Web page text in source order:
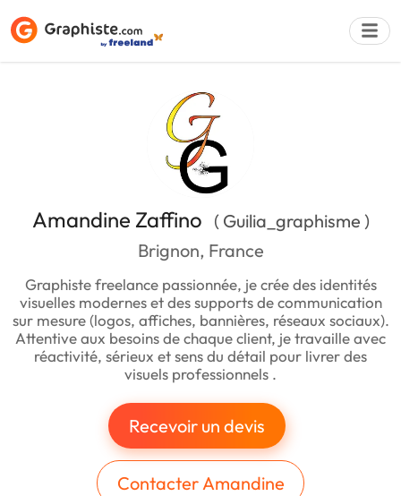
Amandine Zaffino ( Guilia_graphisme )
Brignon, France
Graphiste freelance passionnée, je crée des identités
visuelles modernes et des supports de communication
sur mesure (logos, affiches, bannières, réseaux sociaux).
Attentive aux besoins de chaque client, je travaille avec
réactivité, sérieux et sens du détail pour livrer des
visuels professionnels .
Recevoir un devis
Contacter Amandine